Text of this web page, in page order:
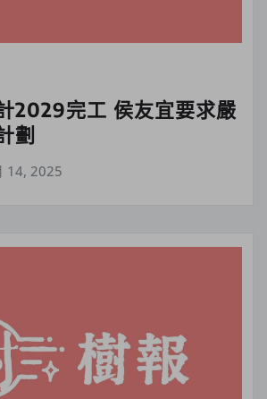
2029完工 侯友宜要求嚴
劃
14, 2025